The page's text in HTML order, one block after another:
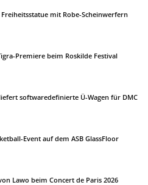
mit Robe-Scheinwerfern
Premiere beim Roskilde Festival
softwaredefinierte Ü-Wagen für DMC
Event auf dem ASB GlassFloor
Lawo beim Concert de Paris 2026